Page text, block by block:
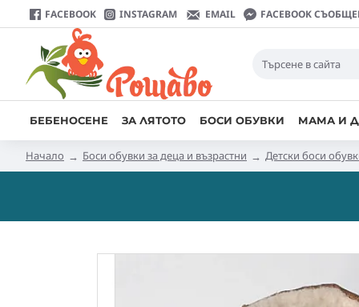
FACEBOOK INSTAGRAM EMAIL FACEBOOK
БЕБЕНОСЕНЕ ЗА ЛЯТОТО БОСИ ОБУВКИ МАМА И
Начало Боси обувки за деца и възрастни Детски боси